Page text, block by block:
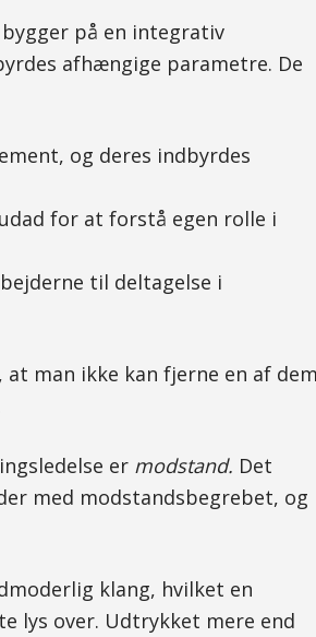
på en integrativ
afhængige parametre. De
og deres indbyrdes
for at forstå egen rolle i
til deltagelse i
man ikke kan fjerne en af
er modstand. Det
med modstandsbegrebet, og
klang, hvilket en
lys over. Udtrykket mere end